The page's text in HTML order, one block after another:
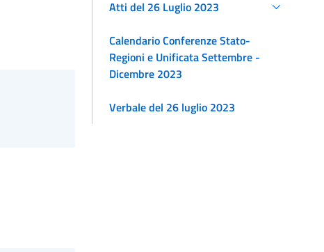
Atti del 26 Luglio 2023
Calendario Conferenze Stato-
Regioni e Unificata Settembre -
Dicembre 2023
Verbale del 26 luglio 2023